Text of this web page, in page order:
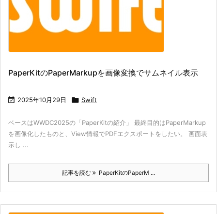
PaperKitのPaperMarkupを画像変換でサムネイル表示
 2025年10月29日  Swift
ベースはWWDC2025の「PaperKitの紹介」 最終目的はPaperMarkup
を画像化したものと、View情報でPDFエクスポートをしたい。 画面表
示し ...
記事を読む PaperKitのPaperM ...